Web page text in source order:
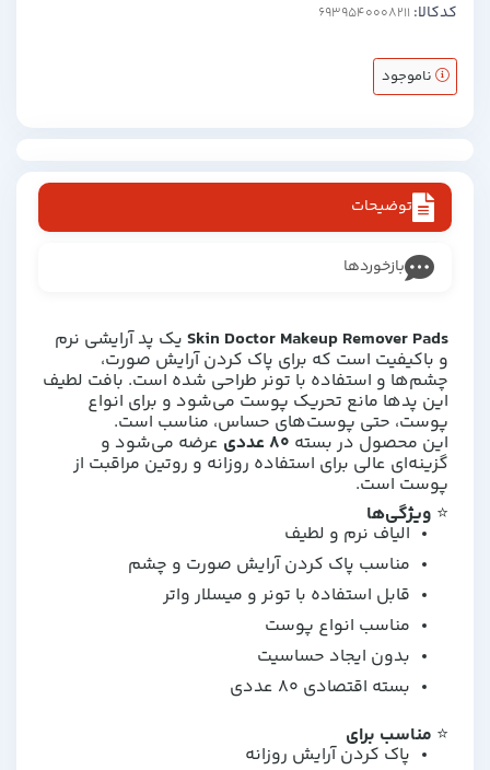
کدکالا:
ناموجود
توضیحات
بازخوردها
Skin Doctor Makeup Remover Pads یک پد آرایشی نرم
و باکیفیت است که برای پاک کردن آرایش صورت،
چشم‌ها و استفاده با تونر طراحی شده است. بافت لطیف
این پدها مانع تحریک پوست می‌شود و برای انواع
پوست، حتی پوست‌های حساس، مناسب است.
این محصول در بسته ۸۰ عددی عرضه می‌شود و
گزینه‌ای عالی برای استفاده روزانه و روتین مراقبت از
پوست است.
⭐ ویژگی‌ها
الیاف نرم و لطیف
مناسب پاک کردن آرایش صورت و چشم
قابل استفاده با تونر و میسلار واتر
مناسب انواع پوست
بدون ایجاد حساسیت
بسته اقتصادی ۸۰ عددی
⭐ مناسب برای
پاک کردن آرایش روزانه